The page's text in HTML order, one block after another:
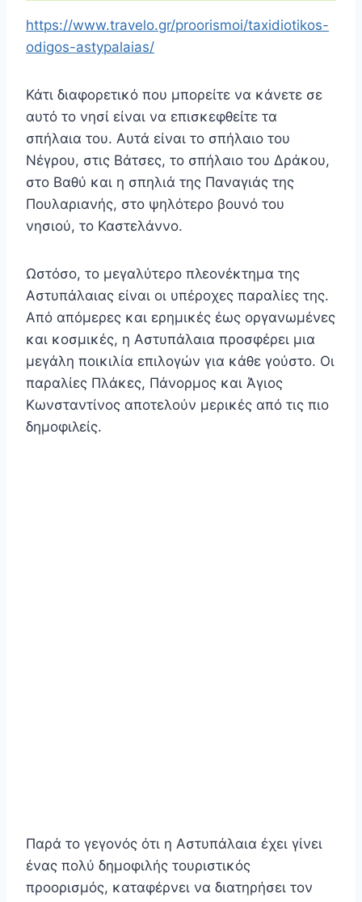
https://www.travelo.gr/proorismoi/taxidiotikos-
odigos-astypalaias/
Κάτι διαφορετικό που μπορείτε να κάνετε σε
αυτό το νησί είναι να επισκεφθείτε τα
σπήλαια του. Αυτά είναι το σπήλαιο του
Νέγρου, στις Βάτσες, το σπήλαιο του Δράκου,
στο Βαθύ και η σπηλιά της Παναγιάς της
Πουλαριανής, στο ψηλότερο βουνό του
νησιού, το Καστελάννο.
Ωστόσο, το μεγαλύτερο πλεονέκτημα της
Αστυπάλαιας είναι οι υπέροχες παραλίες της.
Από απόμερες και ερημικές έως οργανωμένες
και κοσμικές, η Αστυπάλαια προσφέρει μια
μεγάλη ποικιλία επιλογών για κάθε γούστο. Οι
παραλίες Πλάκες, Πάνορμος και Άγιος
Κωνσταντίνος αποτελούν μερικές από τις πιο
δημοφιλείς.
Παρά το γεγονός ότι η Αστυπάλαια έχει γίνει
ένας πολύ δημοφιλής τουριστικός
προορισμός, καταφέρνει να διατηρήσει τον